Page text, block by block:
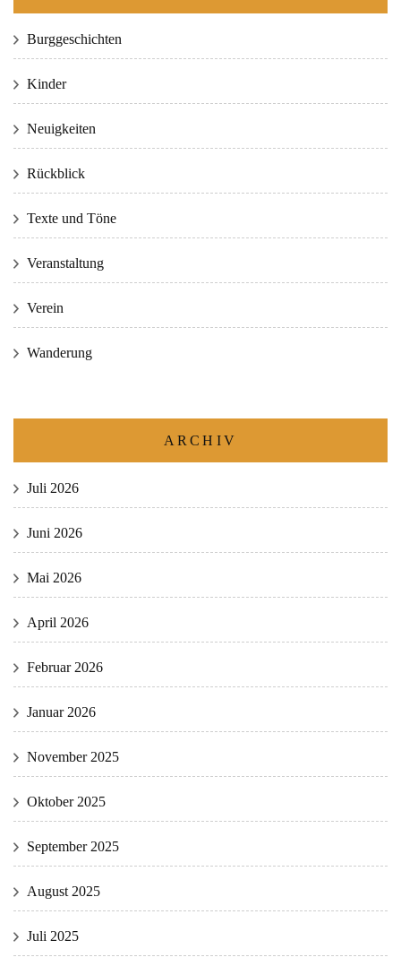
Burggeschichten
Kinder
Neuigkeiten
Rückblick
Texte und Töne
Veranstaltung
Verein
Wanderung
ARCHIV
Juli 2026
Juni 2026
Mai 2026
April 2026
Februar 2026
Januar 2026
November 2025
Oktober 2025
September 2025
August 2025
Juli 2025